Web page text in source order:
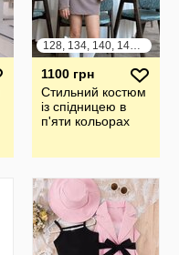
128, 134, 140, 146, 152, 158, 164
1100 грн
Стильний костюм
із спідницею в
п'яти кольорах